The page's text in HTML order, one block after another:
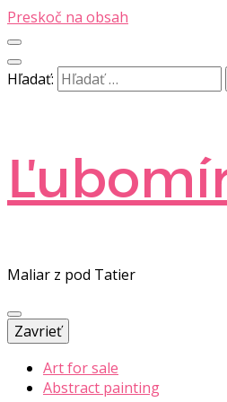
Preskoč na obsah
Hľadať:
Maliar z pod Tatier
Zavrieť
Art for sale
Abstract painting